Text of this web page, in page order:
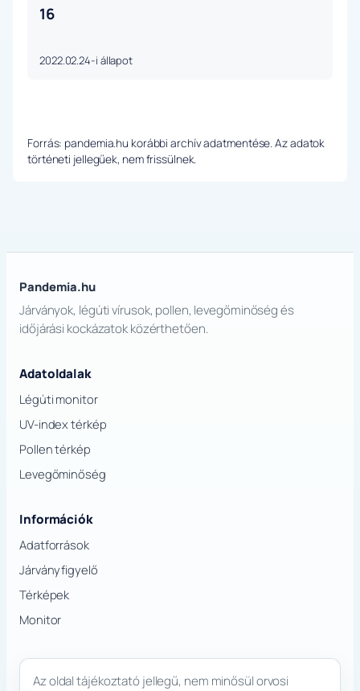
16
2022.02.24-i állapot
Forrás: pandemia.hu korábbi archív adatmentése. Az adatok
történeti jellegűek, nem frissülnek.
Pandemia.hu
Járványok, légúti vírusok, pollen, levegőminőség és
időjárási kockázatok közérthetően.
Adatoldalak
Légúti monitor
UV-index térkép
Pollen térkép
Levegőminőség
Információk
Adatforrások
Járványfigyelő
Térképek
Monitor
Az oldal tájékoztató jellegű, nem minősül orvosi